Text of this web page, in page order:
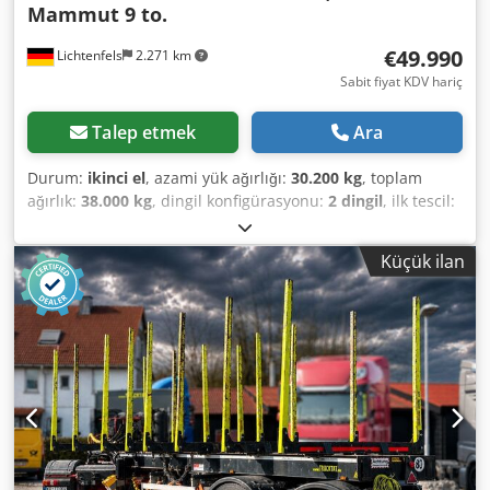
Lichtenfels 2.271 km
Mammut 9 to.
€49.990
Sabit fiyat KDV hariç
Talep etmek Ara
Durum: ikinci el, azami yük ağırlığı: 30.200 kg, toplam
ağırlık: 38.000 kg, dingil konfigürasyonu: 2 dingil, ilk tescil:
, bir sonraki muayene (TÜV):
genişlik:2.550 mm, toplam yükseklik:3.900 mm, Üretim
yılı:2021 , Donanım:
, 2-Axle DOLL LOGO 21 with 8
bolsters First registration 01/2021, single owner Both axles
with forced steering and additional remote-controlled
steering Hydraulic shifting system for the 3 rear bolsters,
operable from the crane operator’s seat Cedpfx
Aozahuzsbzerf 2x 12 t BPW axles with drum brakes WABCO
trailer EBS Length: 10,715 mm Extendable: from -1,800 to
+4,500 mm Loading height: 1,640 mm Unladen weight:
7,800 kg Tyres: 8x 315/80 R 22.5, tread depth 70–80% 8-
bolster configuration suitable for transporting: 4x 2-metre
Küçük ilan